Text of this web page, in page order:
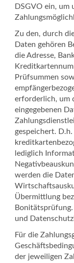
DSGVO ein, um
Zu den, durch
Daten gehören
die Adresse,
Prüfsummen
erforderlich, um
eingegebenen
gespeichert.
lediglich
werden die
Übermittlung
und
Für die
der jeweiligen